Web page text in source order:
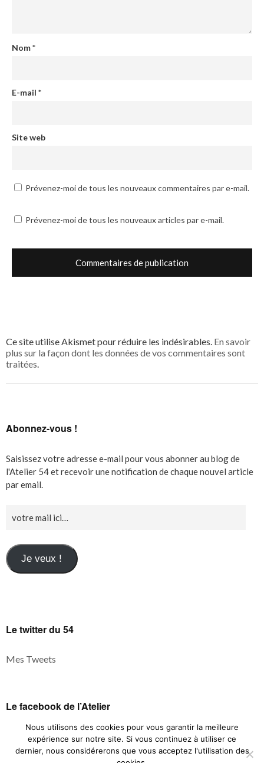
Nom*
E-mail *
Site web
Prévenez-moi de tous les nouveaux commentaires par e-mail.
Prévenez-moi de tous les nouveaux articles par e-mail.
Ce site utilise Akismet pour réduire les indésirables. En savoir
plus sur la façon dont les données de vos commentaires sont
traitées.
Abonnez-vous !
Saisissez votre adresse e-mail pour vous abonner au blog de
l'Atelier 54 et recevoir une notification de chaque nouvel article
par email.
Je veux !
Le twitter du 54
Mes Tweets
Le facebook de l’Atelier
Nous utilisons des cookies pour vous garantir la meilleure
expérience sur notre site. Si vous continuez à utiliser ce
dernier, nous considérerons que vous acceptez l'utilisation des